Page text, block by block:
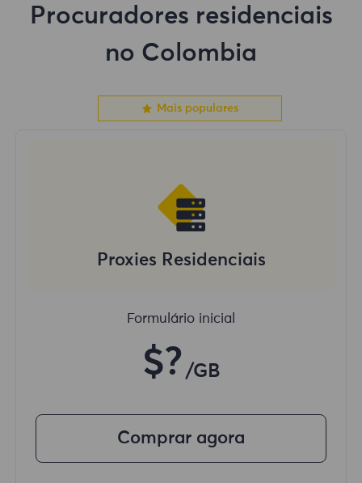
Procuradores residenciais
no Colombia
Mais populares
Proxies Residenciais
Formulário inicial
$? /GB
Comprar agora